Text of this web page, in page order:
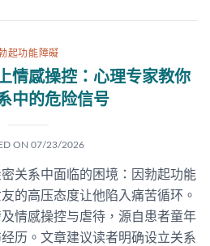
起功能障礙
情感操控：心理专家教你
中的危险信号
ON 07/23/2026
关系中面临的困境：因勃起功能
的高压态度让他陷入痛苦循环。
情感操控与虐待，源自患者童年
历。文章建议读者明确设立关系